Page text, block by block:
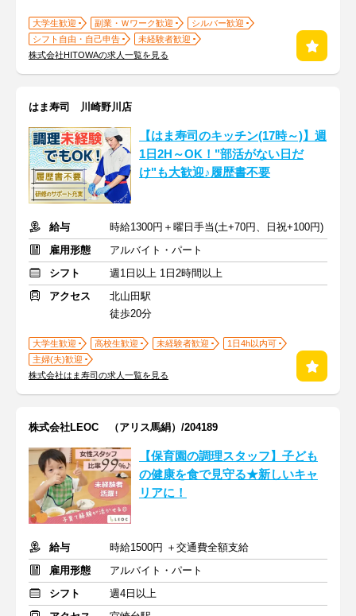
大学生歓迎 副業・Ｗワーク歓迎
シルバー歓迎
シフト自由・自己申告
未経験者歓迎
株式会社HITOWAの求人一覧を見る
はま寿司 川崎野川店
【はま寿司のキッチン(17時～)】週
1日2H～OK！"部活がない日だ
け"も大歓迎♪履歴書不要
給与
時給1300円＋曜日手当(土+70円、日祝+100円)
雇用形態
アルバイト・パート
シフト
週1日以上 1日2時間以上
アクセス
北山田駅
徒歩20分
大学生歓迎 高校生歓迎 未経験者歓迎
1日4h以内可
主婦(夫)歓迎
株式会社はま寿司の求人一覧を見る
株式会社LEOC （アリス馬絹）/204189
【保育園の調理スタッフ】子ども
の健康を食で見守る★新しいキャ
リアに！
給与
時給1500円 ＋交通費全額支給
雇用形態
アルバイト・パート
シフト
週4日以上